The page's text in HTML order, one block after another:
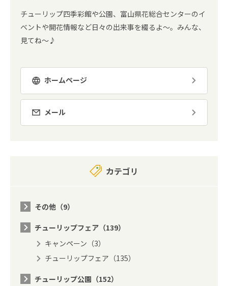
チューリップ四季彩館や公園、富山県花総合センターのイ
ベントや開花情報など日々の出来事を綴るよ～。みんな、
見てね～♪
ホームページ
メール
カテゴリ
その他（9）
チューリップフェア（139）
キャンペーン（3）
チューリップフェア（135）
チューリップ公園（152）